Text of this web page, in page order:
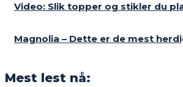
Video: Slik topper og stikler du
Magnolia – Dette er de mest
Mest lest nå: